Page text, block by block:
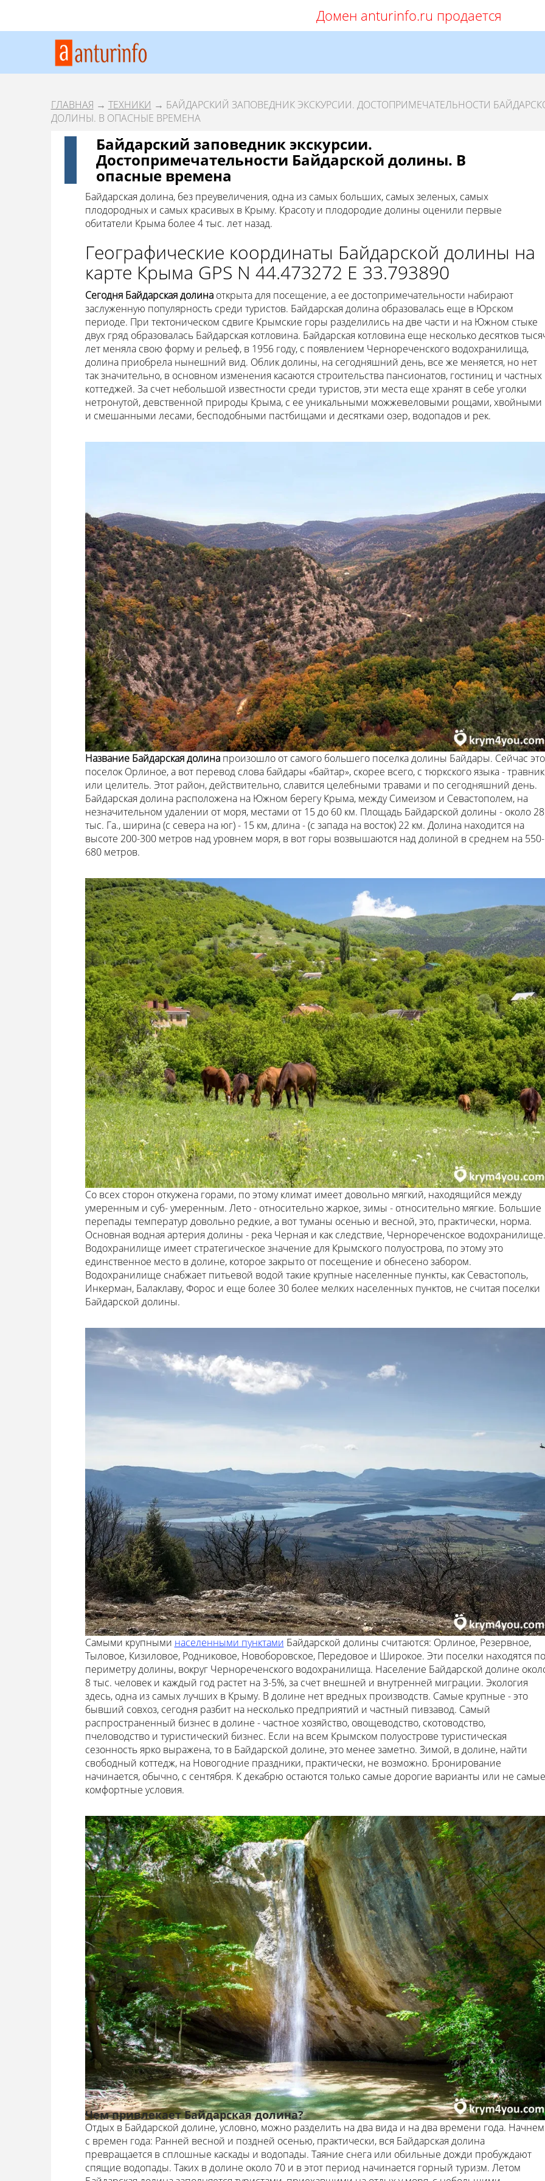
Домен anturinfo.ru продается
ГЛАВНАЯ → ТЕХНИКИ → БАЙДАРСКИЙ ЗАПОВЕДНИК ЭКСКУРСИИ. ДОСТОПРИМЕЧАТЕЛЬНОСТИ
ДОЛИНЫ. В ОПАСНЫЕ ВРЕМЕНА
Байдарский заповедник экскурсии.
Достопримечательности Байдарской долины. В
опасные времена
Байдарская долина, без преувеличения, одна из самых больших, самых зеленых, самых
плодородных и самых красивых в Крыму. Красоту и плодородие долины оценили первые
обитатели Крыма более 4 тыс. лет назад.
Географические координаты Байдарской долины на
карте Крыма GPS N 44.473272 E 33.793890
Сегодня Байдарская долина открыта для посещение, а ее достопримечательности набирают
заслуженную популярность среди туристов. Байдарская долина образовалась еще в Юрском
периоде. При тектоническом сдвиге Крымские горы разделились на две части и на Южном стыке
двух гряд образовалась Байдарская котловина. Байдарская котловина еще несколько десятков
лет меняла свою форму и рельеф, в 1956 году, с появлением Чернореченского водохранилища,
долина приобрела нынешний вид. Облик долины, на сегодняшний день, все же меняется, но нет
так значительно, в основном изменения касаются строительства пансионатов, гостиниц и частных
коттеджей. За счет небольшой известности среди туристов, эти места еще хранят в себе уголки
нетронутой, девственной природы Крыма, с ее уникальными можжевеловыми рощами, хвойными
и смешанными лесами, бесподобными пастбищами и десятками озер, водопадов и рек.
Название Байдарская долина произошло от самого большего поселка долины Байдары. Сейчас это
поселок Орлиное, а вот перевод слова байдары «байтар», скорее всего, с тюркского языка - травник
или целитель. Этот район, действительно, славится целебными травами и по сегодняшний день.
Байдарская долина расположена на Южном берегу Крыма, между Симеизом и Севастополем, на
незначительном удалении от моря, местами от 15 до 60 км. Площадь Байдарской долины - около 28
тыс. Га., ширина (с севера на юг) - 15 км, длина - (с запада на восток) 22 км. Долина находится на
высоте 200-300 метров над уровнем моря, в вот горы возвышаются над долиной в среднем на 550-
680 метров.
Со всех сторон откужена горами, по этому климат имеет довольно мягкий, находящийся между
умеренным и суб- умеренным. Лето - относительно жаркое, зимы - относительно мягкие. Большие
перепады температур довольно редкие, а вот туманы осенью и весной, это, практически, норма.
Основная водная артерия долины - река Черная и как следствие, Чернореченское водохранилище.
Водохранилище имеет стратегическое значение для Крымского полуострова, по этому это
единственное место в долине, которое закрыто от посещение и обнесено забором.
Водохранилище снабжает питьевой водой такие крупные населенные пункты, как Севастополь,
Инкерман, Балаклаву, Форос и еще более 30 более мелких населенных пунктов, не считая поселки
Байдарской долины.
Самыми крупными населенными пунктами Байдарской долины считаются: Орлиное, Резервное,
Тыловое, Кизиловое, Родниковое, Новоборовское, Передовое и Широкое. Эти поселки находятся по
периметру долины, вокруг Чернореченского водохранилища. Население Байдарской долине
8 тыс. человек и каждый год растет на 3-5%, за счет внешней и внутренней миграции. Экология
здесь, одна из самых лучших в Крыму. В долине нет вредных производств. Самые крупные - это
бывший совхоз, сегодня разбит на несколько предприятий и частный пивзавод. Самый
распространенный бизнес в долине - частное хозяйство, овощеводство, скотоводство,
пчеловодство и туристический бизнес. Если на всем Крымском полуострове туристическая
сезонность ярко выражена, то в Байдарской долине, это менее заметно. Зимой, в долине, найти
свободный коттедж, на Новогодние праздники, практически, не возможно. Бронирование
начинается, обычно, с сентября. К декабрю остаются только самые дорогие варианты или не самые
комфортные условия.
Чем привлекает Байдарская долина?
Отдых в Байдарской долине, условно, можно разделить на два вида и на два времени года. Начнем
с времен года: Ранней весной и поздней осенью, практически, вся Байдарская долина
превращается в сплошные каскады и водопады. Таяние снега или обильные дожди пробуждают
спящие водопады. Таких в долине около 70 и в этот период начинается горный туризм. Летом